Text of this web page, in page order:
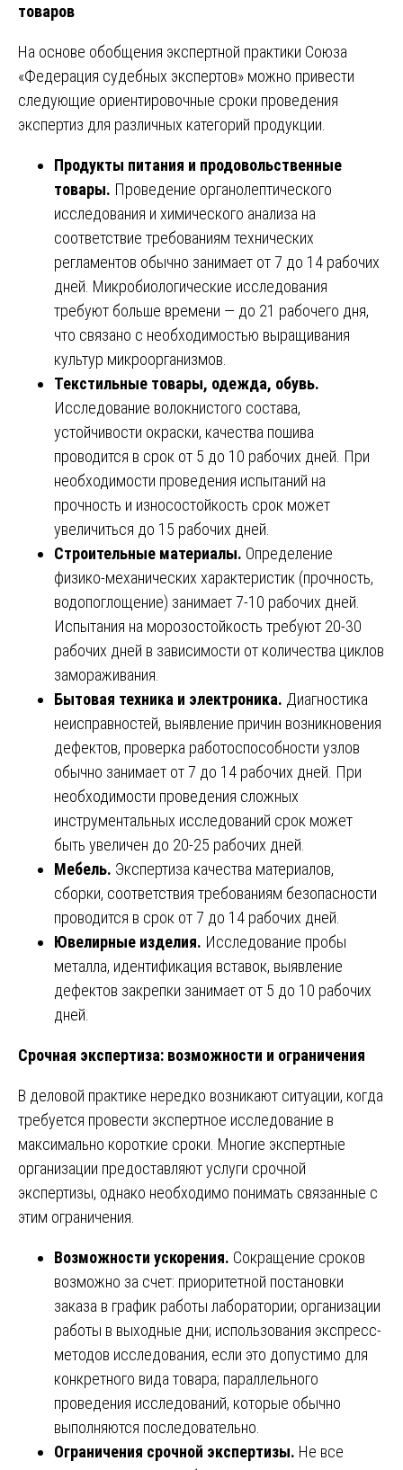
товаров
На основе обобщения экспертной практики Союза
«Федерация судебных экспертов» можно привести
следующие ориентировочные сроки проведения
экспертиз для различных категорий продукции.
Продукты питания и продовольственные
товары. Проведение органолептического
исследования и химического анализа на
соответствие требованиям технических
регламентов обычно занимает от 7 до 14 рабочих
дней. Микробиологические исследования
требуют больше времени — до 21 рабочего дня,
что связано с необходимостью выращивания
культур микроорганизмов.
Текстильные товары, одежда, обувь.
Исследование волокнистого состава,
устойчивости окраски, качества пошива
проводится в срок от 5 до 10 рабочих дней. При
необходимости проведения испытаний на
прочность и износостойкость срок может
увеличиться до 15 рабочих дней.
Строительные материалы. Определение
физико-механических характеристик (прочность,
водопоглощение) занимает 7-10 рабочих дней.
Испытания на морозостойкость требуют 20-30
рабочих дней в зависимости от количества циклов
замораживания.
Бытовая техника и электроника. Диагностика
неисправностей, выявление причин возникновения
дефектов, проверка работоспособности узлов
обычно занимает от 7 до 14 рабочих дней. При
необходимости проведения сложных
инструментальных исследований срок может
быть увеличен до 20-25 рабочих дней.
Мебель. Экспертиза качества материалов,
сборки, соответствия требованиям безопасности
проводится в срок от 7 до 14 рабочих дней.
Ювелирные изделия. Исследование пробы
металла, идентификация вставок, выявление
дефектов закрепки занимает от 5 до 10 рабочих
дней.
Срочная экспертиза: возможности и ограничения
В деловой практике нередко возникают ситуации, когда
требуется провести экспертное исследование в
максимально короткие сроки. Многие экспертные
организации предоставляют услуги срочной
экспертизы, однако необходимо понимать связанные с
этим ограничения.
Возможности ускорения. Сокращение сроков
возможно за счет: приоритетной постановки
заказа в график работы лаборатории; организации
работы в выходные дни; использования экспресс-
методов исследования, если это допустимо для
конкретного вида товара; параллельного
проведения исследований, которые обычно
выполняются последовательно.
Ограничения срочной экспертизы. Не все